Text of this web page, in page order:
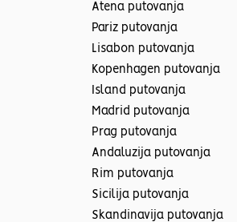
Atena putovanja
Pariz putovanja
Lisabon putovanja
Kopenhagen putovanja
Island putovanja
Madrid putovanja
Prag putovanja
Andaluzija putovanja
Rim putovanja
Sicilija putovanja
Skandinavija putovanja